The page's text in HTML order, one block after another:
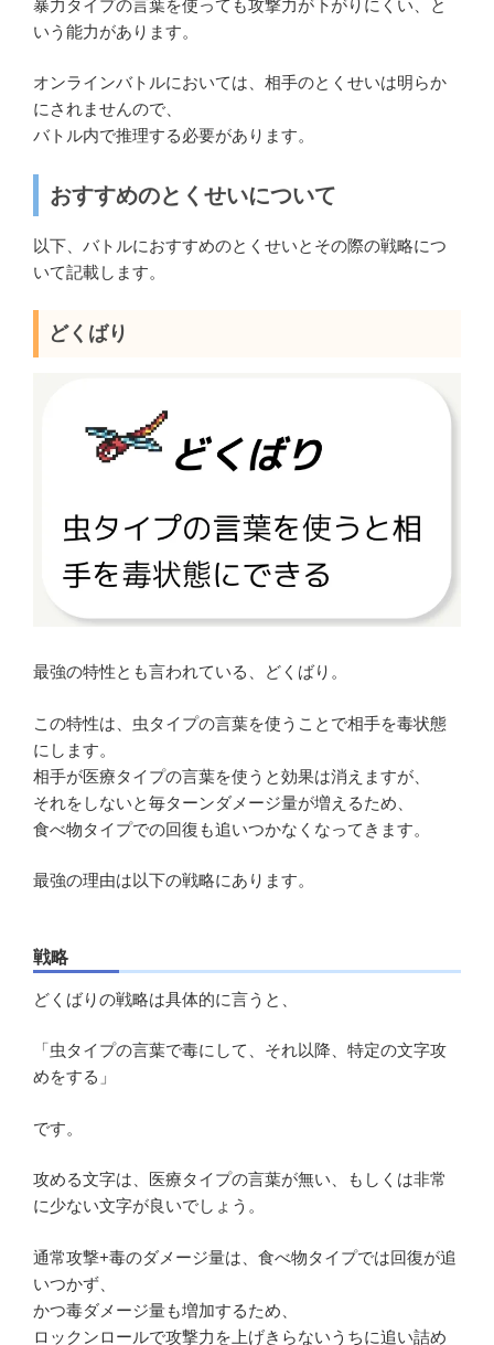
暴力タイプの言葉を使っても攻撃力が下がりにくい、と
いう能力があります。
オンラインバトルにおいては、相手のとくせいは明らか
にされませんので、
バトル内で推理する必要があります。
おすすめのとくせいについて
以下、バトルにおすすめのとくせいとその際の戦略につ
いて記載します。
どくばり
最強の特性とも言われている、どくばり。
この特性は、虫タイプの言葉を使うことで相手を毒状態
にします。
相手が医療タイプの言葉を使うと効果は消えますが、
それをしないと毎ターンダメージ量が増えるため、
食べ物タイプでの回復も追いつかなくなってきます。
最強の理由は以下の戦略にあります。
戦略
どくばりの戦略は具体的に言うと、
「虫タイプの言葉で毒にして、それ以降、特定の文字攻
めをする」
です。
攻める文字は、医療タイプの言葉が無い、もしくは非常
に少ない文字が良いでしょう。
通常攻撃+毒のダメージ量は、食べ物タイプでは回復が追
いつかず、
かつ毒ダメージ量も増加するため、
ロックンロールで攻撃力を上げきらないうちに追い詰め